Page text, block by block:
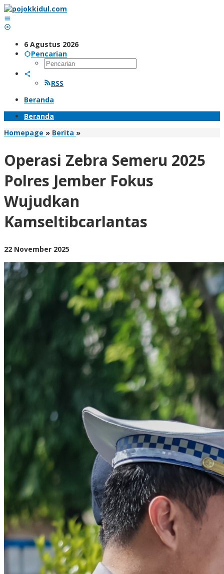
Lewati
ke
konten
6 Agustus 2026
Pencarian
RSS
Beranda
Beranda
Homepage » Berita »Operasi
2025
Jember
Fokus
Operasi Zebra Semeru 2025
Polres Jember Fokus
Wujudkan
Kamseltibcarlantas
22 November 2025